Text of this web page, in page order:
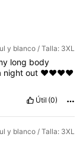
y blanco / Talla: 3XL
long body
nightout ❤️❤️❤️❤️
Útil (0)
y blanco / Talla: 3XL